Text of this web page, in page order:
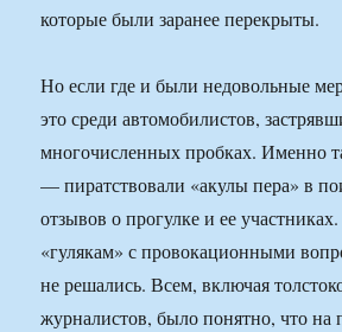
которые были заранее перекрыты.
Но если где и были недовольные
это среди автомобилистов,
многочисленных пробках. Именно
— пиратствовали «акулы пера» в
отзывов о прогулке и ее
«гулякам» с провокационными
не решались. Всем, включая
журналистов, было понятно, что на